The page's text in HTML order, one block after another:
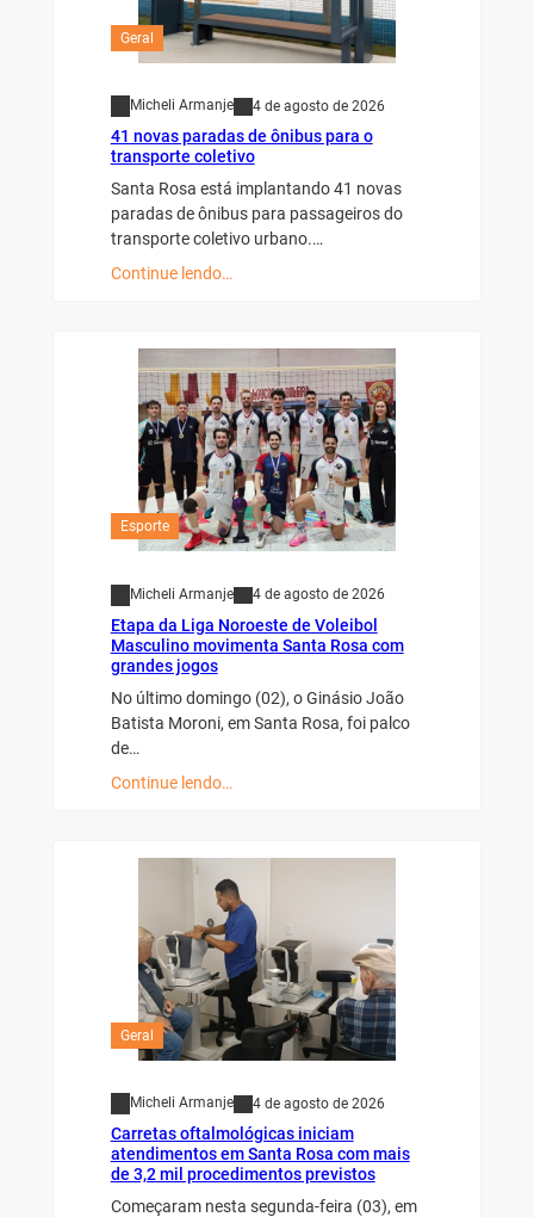
Geral
Micheli Armanje 4 de agosto de 2026
41 novas paradas de ônibus para o
transporte coletivo
Santa Rosa está implantando 41 novas
paradas de ônibus para passageiros do
transporte coletivo urbano.…
Continue lendo…
Esporte
Micheli Armanje 4 de agosto de 2026
Etapa da Liga Noroeste de Voleibol
Masculino movimenta Santa Rosa com
grandes jogos
No último domingo (02), o Ginásio João
Batista Moroni, em Santa Rosa, foi palco
de…
Continue lendo…
Geral
Micheli Armanje 4 de agosto de 2026
Carretas oftalmológicas iniciam
atendimentos em Santa Rosa com mais
de 3,2 mil procedimentos previstos
Começaram nesta segunda-feira (03), em